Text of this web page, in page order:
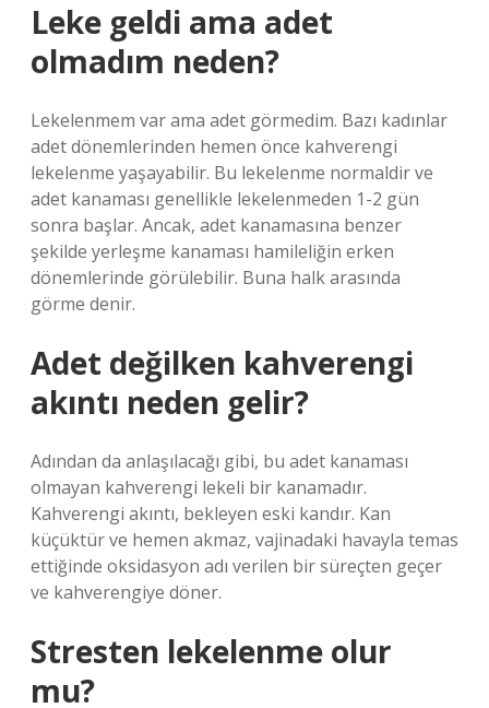
Leke geldi ama adet
olmadım neden?
Lekelenmem var ama adet görmedim. Bazı kadınlar
adet dönemlerinden hemen önce kahverengi
lekelenme yaşayabilir. Bu lekelenme normaldir ve
adet kanaması genellikle lekelenmeden 1-2 gün
sonra başlar. Ancak, adet kanamasına benzer
şekilde yerleşme kanaması hamileliğin erken
dönemlerinde görülebilir. Buna halk arasında
görme denir.
Adet değilken kahverengi
akıntı neden gelir?
Adından da anlaşılacağı gibi, bu adet kanaması
olmayan kahverengi lekeli bir kanamadır.
Kahverengi akıntı, bekleyen eski kandır. Kan
küçüktür ve hemen akmaz, vajinadaki havayla temas
ettiğinde oksidasyon adı verilen bir süreçten geçer
ve kahverengiye döner.
Stresten lekelenme olur
mu?